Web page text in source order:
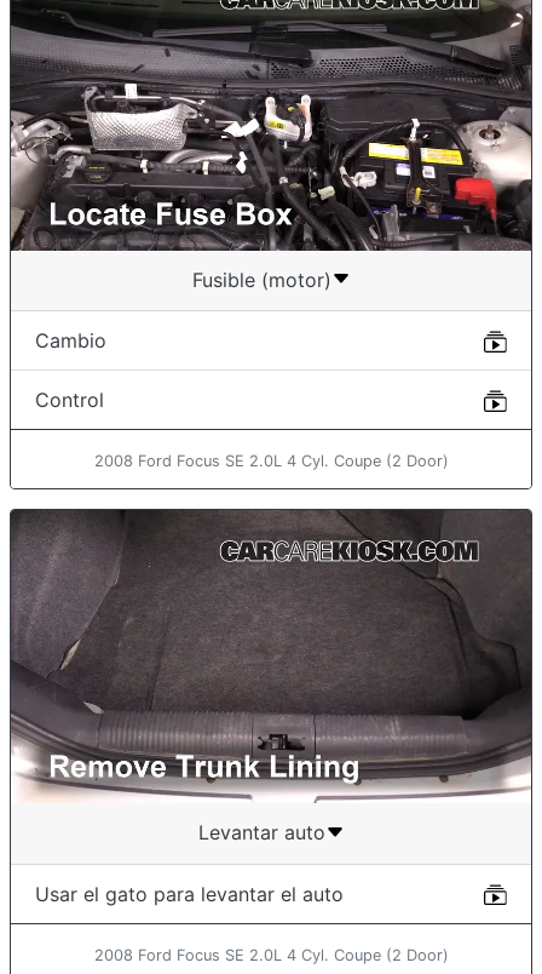
Fusible (motor)
Cambio
Control
2008 Ford Focus SE 2.0L 4 Cyl. Coupe (2 Door)
Levantar auto
Usar el gato para levantar el auto
2008 Ford Focus SE 2.0L 4 Cyl. Coupe (2 Door)